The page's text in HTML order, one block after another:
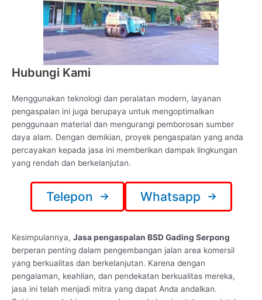
Hubungi Kami
Menggunakan teknologi dan peralatan modern, layanan
pengaspalan ini juga berupaya untuk mengoptimalkan
penggunaan material dan mengurangi pemborosan sumber
daya alam. Dengan demikian, proyek pengaspalan yang anda
percayakan kepada jasa ini memberikan dampak lingkungan
yang rendah dan berkelanjutan.
Telepon Whatsapp
Kesimpulannya, Jasa pengaspalan BSD Gading Serpong
berperan penting dalam pengembangan jalan area komersil
yang berkualitas dan berkelanjutan. Karena dengan
pengalaman, keahlian, dan pendekatan berkualitas mereka,
jasa ini telah menjadi mitra yang dapat Anda andalkan.